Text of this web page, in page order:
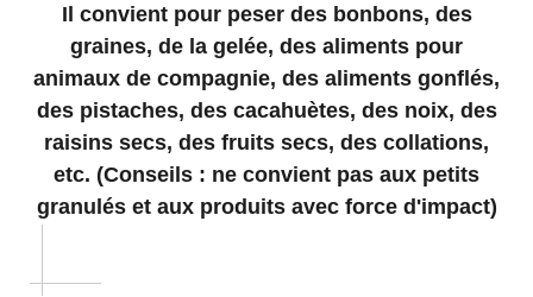
Il convient pour peser des bonbons, des
graines, de la gelée, des aliments pour
animaux de compagnie, des aliments gonflés,
des pistaches, des cacahuètes, des noix, des
raisins secs, des fruits secs, des collations,
etc. (Conseils : ne convient pas aux petits
granulés et aux produits avec force d'impact)